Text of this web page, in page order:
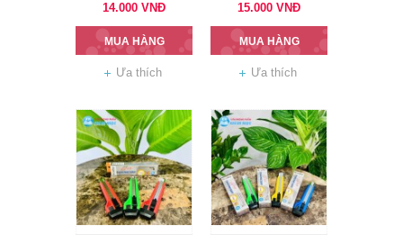
14.000 VNĐ
MUA HÀNG
Ưa thích
15.000 VNĐ
MUA HÀNG
Ưa thích